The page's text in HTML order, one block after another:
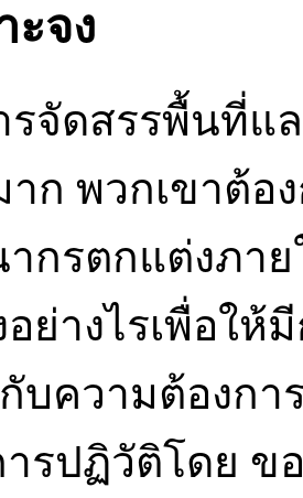
ะจง
รจัดสรรพื้นที่แ
าก พวกเขาต้อ
รตกแต่งภาย
อย่างไรเพื่อใ
บความต้องก
รปฏิวัติโดย ข